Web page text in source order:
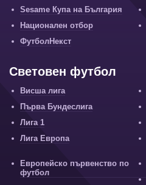
Sesame Купа на България
Национален отбор
ФутболНекст
Световен футбол
Висша лига
Първа Бундеслига
Лига 1
Лига Европа
Европейско първенство по
футбол